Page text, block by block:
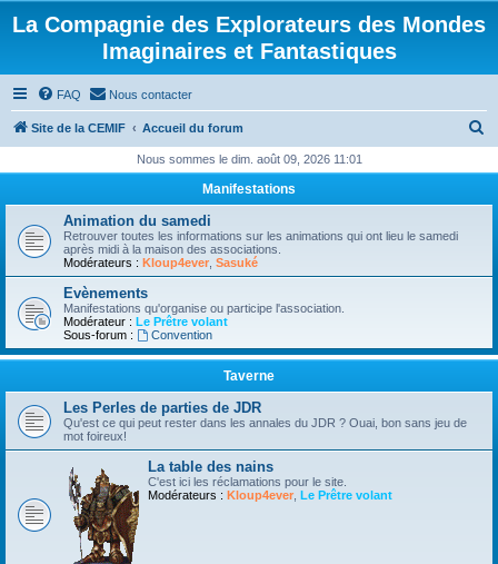
La Compagnie des Explorateurs des Mondes
Imaginaires et Fantastiques
FAQ Nous contacter
Site de la CEMIF Accueil du forum
h
Nous sommes le dim. août 09, 2026 11:01
Manifestations
Animation du samedi
Retrouver toutes les informations sur les animations qui ont lieu le samedi
après midi à la maison des associations.
Modérateurs : Kloup4ever Sasuké
Evènements
Manifestations qu'organise ou participe l'association.
Modérateur : Le Prêtre volant
Sous-forum :
Convention
Taverne
Les Perles de parties de JDR
Qu'est ce qui peut rester dans les annales du JDR ? Ouai, bon sans jeu de
mot foireux!
La table des nains
C'est ici les réclamations pour le site.
Modérateurs : Kloup4ever Le Prêtre volant